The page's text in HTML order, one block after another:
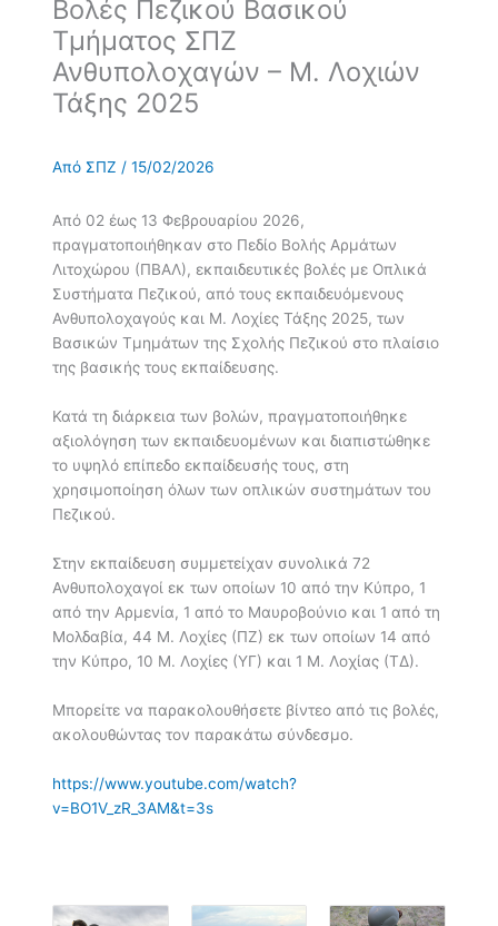
Βολές Πεζικού Βασικού
Τμήματος ΣΠΖ
Ανθυπολοχαγών – Μ. Λοχιών
Τάξης 2025
Από ΣΠΖ /15/02/2026
Από 02 έως 13 Φεβρουαρίου 2026,
πραγματοποιήθηκαν στο Πεδίο Βολής Αρμάτων
Λιτοχώρου (ΠΒΑΛ), εκπαιδευτικές βολές με Οπλικά
Συστήματα Πεζικού, από τους εκπαιδευόμενους
Ανθυπολοχαγούς και Μ. Λοχίες Τάξης 2025, των
Βασικών Τμημάτων της Σχολής Πεζικού στο πλαίσιο
της βασικής τους εκπαίδευσης.
Κατά τη διάρκεια των βολών, πραγματοποιήθηκε
αξιολόγηση των εκπαιδευομένων και διαπιστώθηκε
το υψηλό επίπεδο εκπαίδευσής τους, στη
χρησιμοποίηση όλων των οπλικών συστημάτων του
Πεζικού.
Στην εκπαίδευση συμμετείχαν συνολικά 72
Ανθυπολοχαγοί εκ των οποίων 10 από την Κύπρο, 1
από την Αρμενία, 1 από το Μαυροβούνιο και 1 από τη
Μολδαβία, 44 Μ. Λοχίες (ΠΖ) εκ των οποίων 14 από
την Κύπρο, 10 Μ. Λοχίες (ΥΓ) και 1 Μ. Λοχίας (ΤΔ).
Μπορείτε να παρακολουθήσετε βίντεο από τις βολές,
ακολουθώντας τον παρακάτω σύνδεσμο.
https://www.youtube.com/watch?
v=BO1V_zR_3AM&t=3s